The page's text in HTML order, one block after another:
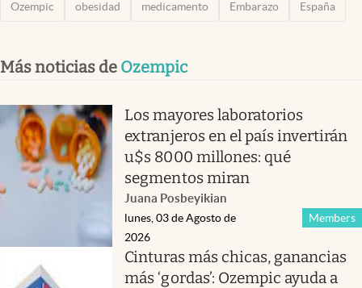
Ozempic obesidad medicamento Embarazo España
Más noticias de Ozempic
Los mayores laboratorios
extranjeros en el país invertirán
u$s 8000 millones: qué
segmentos miran
Juana Posbeyikian
Members
lunes, 03 de Agosto de
2026
Cinturas más chicas, ganancias
más ‘gordas’: Ozempic ayuda a